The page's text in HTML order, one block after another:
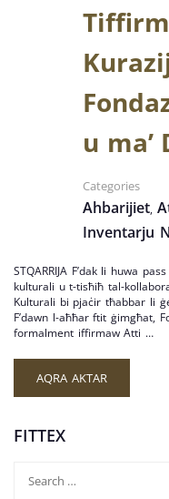
u
Categories
Ahbarijiet,
Inventarju
STQARRIJA F’dak li huwa
kulturali u t-tisħiħ tal-
Kulturali bi pjaċir tħabbar li
F’dawn l-aħħar ftit ġimgħat,
formalment iffirmaw Atti …
AQRA AKTAR
FITTEX